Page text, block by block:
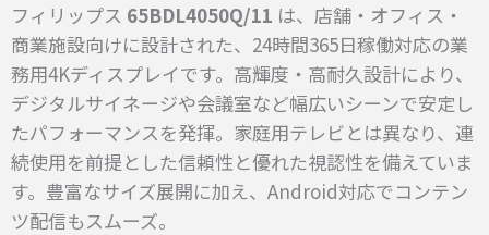
フィリップス 65BDL4050Q/11 は、店舗・オフィス・
商業施設向けに設計された、24時間365日稼働対応の業
務用4Kディスプレイです。 高輝度・高耐久設計により、
デジタルサイネージや会議室など幅広いシーンで安定し
たパフォーマンスを発揮。家庭用テレビとは異なり、連
続使用を前提とした信頼性と優れた視認性を備えていま
す。 豊富なサイズ展開に加え、Android対応でコンテン
ツ配信もスムーズ。